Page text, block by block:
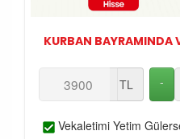
KURBAN BAYRAMINDA
TL -
Vekaletimi Yetim